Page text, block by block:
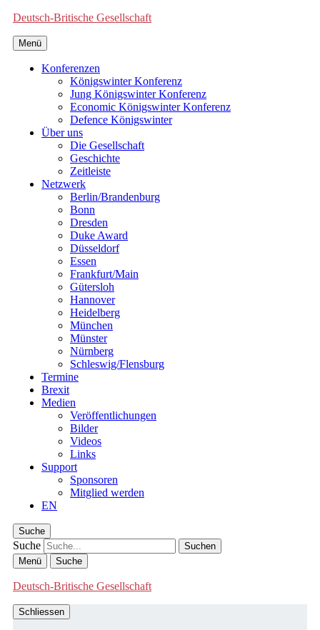
Deutsch-Britische Gesellschaft
Menü
Konferenzen
Königswinter Konferenz
Jung Königswinter Konferenz
Economic Königswinter Konferenz
Defence Königswinter
Über uns
Die Gesellschaft
Geschichte
Zeitleiste
Netzwerk
Berlin/Brandenburg
Bonn
Dresden
Duke Award
Düsseldorf
Essen
Frankfurt/Main
Gütersloh
Hannover
Heidelberg
München
Münster
Nürnberg
Schleswig/Flensburg
Termine
Brexit
Medien
Veröffentlichungen
Bilder
Videos
Links
Support
Sponsoren
Mitglied werden
EN
Suche
Suche
Menü Suche
Deutsch-Britische Gesellschaft
Schliessen